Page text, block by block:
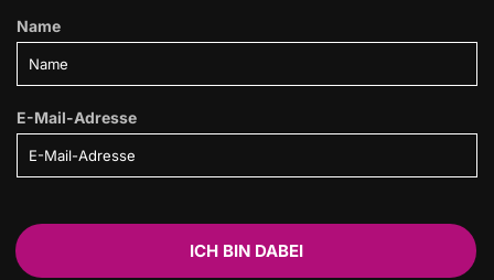
Name
E-Mail-Adresse